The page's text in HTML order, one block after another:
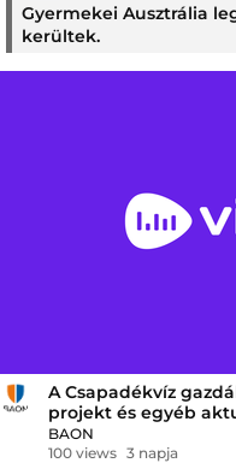
Gyermekei Ausztrália
kerültek.
A Csapadékvíz
projekt és egyéb
BAON
100 views 3 napja